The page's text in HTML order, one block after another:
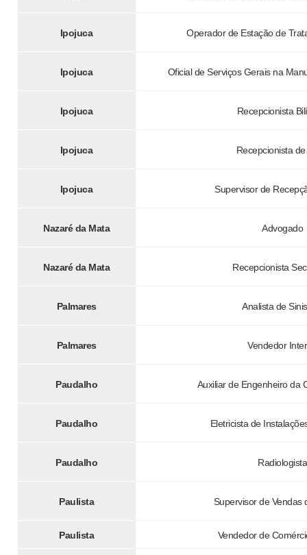
Ipojuca Operador de Estação de
Ipojuca Oficial de Serviços Gerais na
Ipojuca Recepcionista
Ipojuca Recepcionista
Ipojuca Supervisor de
Nazaré da Mata Advogado
Nazaré da Mata Recepcionista
Palmares Analista de
Palmares Vendedor
Paudalho Auxiliar de Engenheiro da
Paudalho Eletricista de
Paudalho Radiologista
Paulista Supervisor de Vendas
Paulista Vendedor de